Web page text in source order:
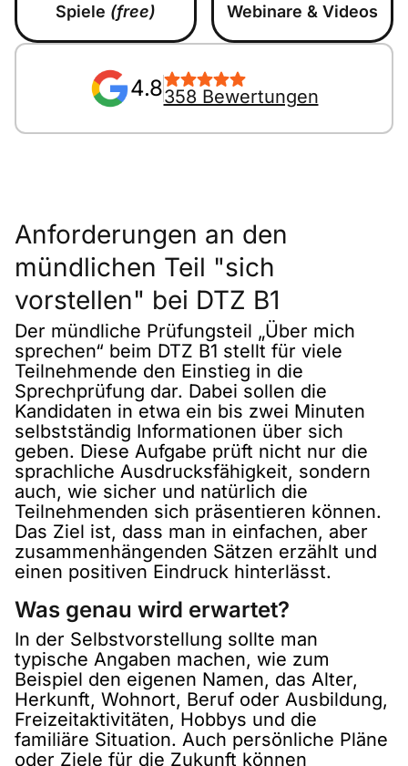
Spiele (free) Webinare & Videos
4.8358 Bewertungen
Anforderungen an den
mündlichen Teil "sich
vorstellen" bei DTZ B1
Der mündliche Prüfungsteil „Über mich
sprechen“ beim DTZ B1 stellt für viele
Teilnehmende den Einstieg in die
Sprechprüfung dar. Dabei sollen die
Kandidaten in etwa ein bis zwei Minuten
selbstständig Informationen über sich
geben. Diese Aufgabe prüft nicht nur die
sprachliche Ausdrucksfähigkeit, sondern
auch, wie sicher und natürlich die
Teilnehmenden sich präsentieren können.
Das Ziel ist, dass man in einfachen, aber
zusammenhängenden Sätzen erzählt und
einen positiven Eindruck hinterlässt.
Was genau wird erwartet?
In der Selbstvorstellung sollte man
typische Angaben machen, wie zum
Beispiel den eigenen Namen, das Alter,
Herkunft, Wohnort, Beruf oder Ausbildung,
Freizeitaktivitäten, Hobbys und die
familiäre Situation. Auch persönliche Pläne
oder Ziele für die Zukunft können